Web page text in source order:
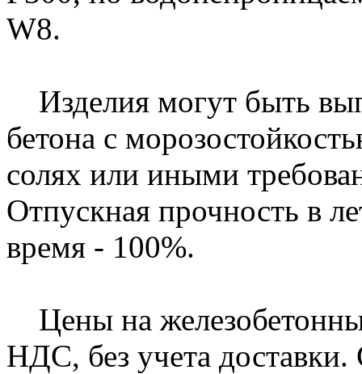
W8.
Изделия могут быть
бетона с
солях или иными
Отпускная прочность в
время - 100%.
Цены на
НДС, без учета